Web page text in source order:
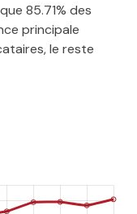
85.71% des
principale
le reste